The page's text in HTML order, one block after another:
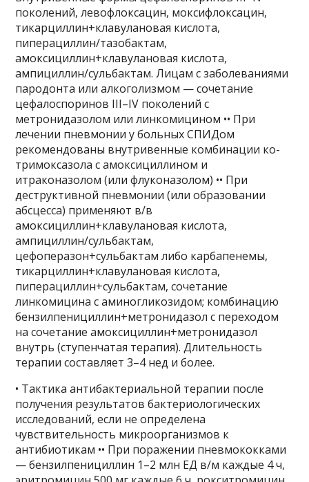
поколений, левофлоксацин, моксифлоксацин,
тикарциллин+клавулановая кислота,
пиперациллин/тазобактам,
амоксициллин+клавулановая кислота,
ампициллин/сульбактам. Лицам с заболеваниями
пародонта или алкоголизмом — сочетание
цефалоспоринов III–IV поколений с
метронидазолом или линкомицином •• При
лечении пневмонии у больных СПИДом
рекомендованы внутривенные комбинации ко-
тримоксазола с амоксициллином и
итраконазолом (или флуконазолом) •• При
деструктивной пневмонии (или образовании
абсцесса) применяют в/в
амоксициллин+клавулановая кислота,
ампициллин/сульбактам,
цефоперазон+сульбактам либо карбапенемы,
тикарциллин+клавулановая кислота,
пиперациллин+сульбактам, сочетание
линкомицина с аминогликозидом; комбинацию
бензилпенициллин+метронидазол с переходом
на сочетание амоксициллин+метронидазол
внутрь (ступенчатая терапия). Длительность
терапии составляет 3–4 нед и более.
• Тактика антибактериальной терапии после
получения результатов бактериологических
исследований, если не определена
чувствительность микроорганизмов к
антибиотикам •• При поражении пневмококками
— бензилпенициллин 1–2 млн ЕД в/м каждые 4 ч,